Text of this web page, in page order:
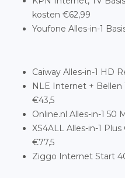
kosten €62,99
Youfone Alles-in-1
Caiway Alles-in-1 HD
NLE Internet + Bellen
€43,5
Online.nl Alles-in-1 50
XS4ALL Alles-in-1
€77,5
Ziggo Internet Start